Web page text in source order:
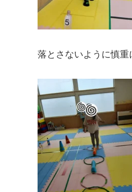
落とさないように慎重